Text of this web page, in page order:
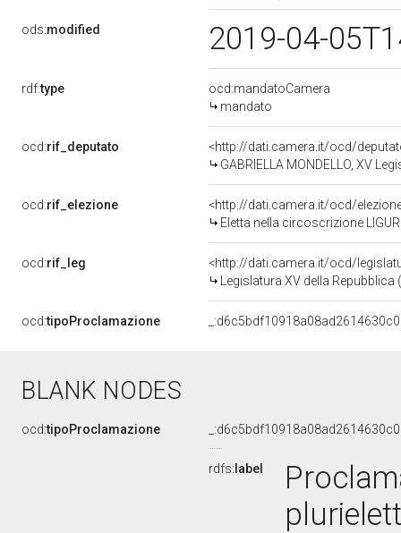
ods:modified 2019-04-
rdf:type
ocd:mandatoCamera
mandato
ocd:rif_deputato
<http://dati.camera.it/ocd/
GABRIELLA MONDELLO, XV
ocd:rif_elezione
<http://dati.camera.it/ocd/
Eletta nella circoscrizione
ocd:rif_leg
<http://dati.camera.it/ocd/
Legislatura XV della
ocd:tipoProclamazione
BLANK NODES
ocd:tipoProclamazione
rdfs: label